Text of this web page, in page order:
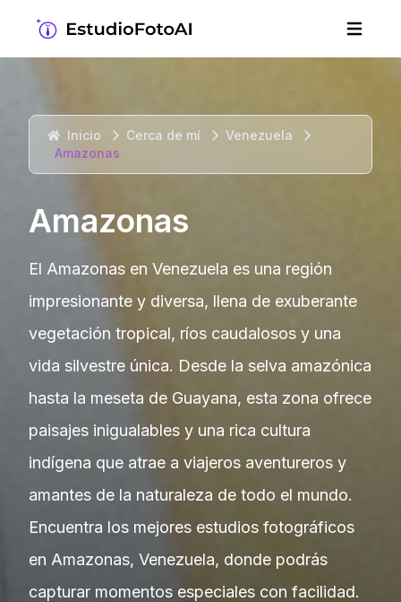
Inicio Cerca de mí
Venezuela
Amazonas
Amazonas
El Amazonas en Venezuela es una región
impresionante y diversa, llena de exuberante
vegetación tropical, ríos caudalosos y una
vida silvestre única. Desde la selva amazónica
hasta la meseta de Guayana, esta zona ofrece
paisajes inigualables y una rica cultura
indígena que atrae a viajeros aventureros y
amantes de la naturaleza de todo el mundo.
Encuentra los mejores estudios fotográficos
en Amazonas, Venezuela, donde podrás
capturar momentos especiales con facilidad.